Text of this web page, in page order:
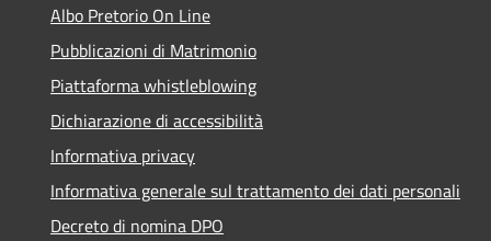
Albo Pretorio On Line
Pubblicazioni di Matrimonio
Piattaforma whistleblowing
Dichiarazione di accessibilità
Informativa privacy
Informativa generale sul trattamento dei dati personali
Decreto di nomina DPO